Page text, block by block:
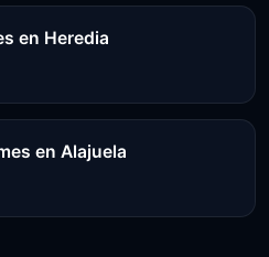
en Heredia
en Alajuela